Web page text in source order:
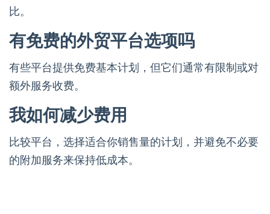
比。
有免费的外贸平台选项吗
有些平台提供免费基本计划，但它们通常有限制或对
额外服务收费。
我如何减少费用
比较平台，选择适合你销售量的计划，并避免不必要
的附加服务来保持低成本。